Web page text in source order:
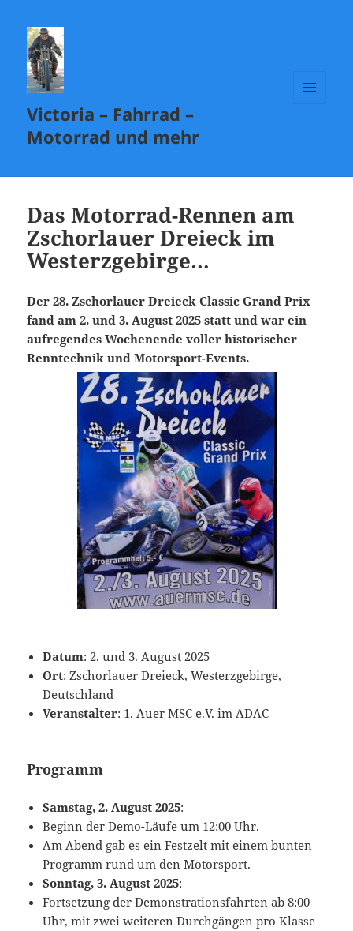
Victoria – Fahrrad –
Motorrad und mehr
Das Motorrad-Rennen am
Zschorlauer Dreieck im
Westerzgebirge…
Der 28. Zschorlauer Dreieck Classic Grand Prix
fand am 2. und 3. August 2025 statt und war ein
aufregendes Wochenende voller historischer
Renntechnik und Motorsport-Events.
Datum: 2. und 3. August 2025
Ort: Zschorlauer Dreieck, Westerzgebirge,
Deutschland
Veranstalter: 1. Auer MSC e.V. im ADAC
Programm
Samstag, 2. August 2025:
Beginn der Demo-Läufe um 12:00 Uhr.
Am Abend gab es ein Festzelt mit einem bunten
Programm rund um den Motorsport.
Sonntag, 3. August 2025:
Fortsetzung der Demonstrationsfahrten ab 8:00
Uhr, mit zwei weiteren Durchgängen pro Klasse